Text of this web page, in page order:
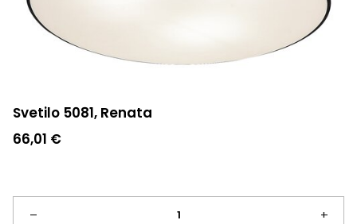
Svetilo 5081, Renata
66,01 €
–
Svetilo +